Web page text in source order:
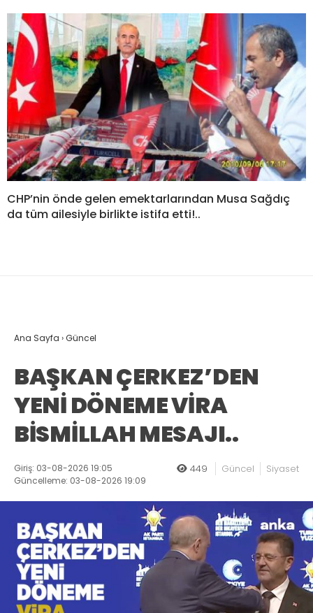
CHP’nin önde gelen emektarlarından Musa Sağdıç
da tüm ailesiyle birlikte istifa etti!..
Ana Sayfa ›Güncel
BAŞKAN ÇERKEZ’DEN
YENİ DÖNEME VİRA
BİSMİLLAH MESAJI..
Giriş: 03-08-2026 19:05
Güncelleme: 03-08-2026 19:09
449 Güncel Siyaset